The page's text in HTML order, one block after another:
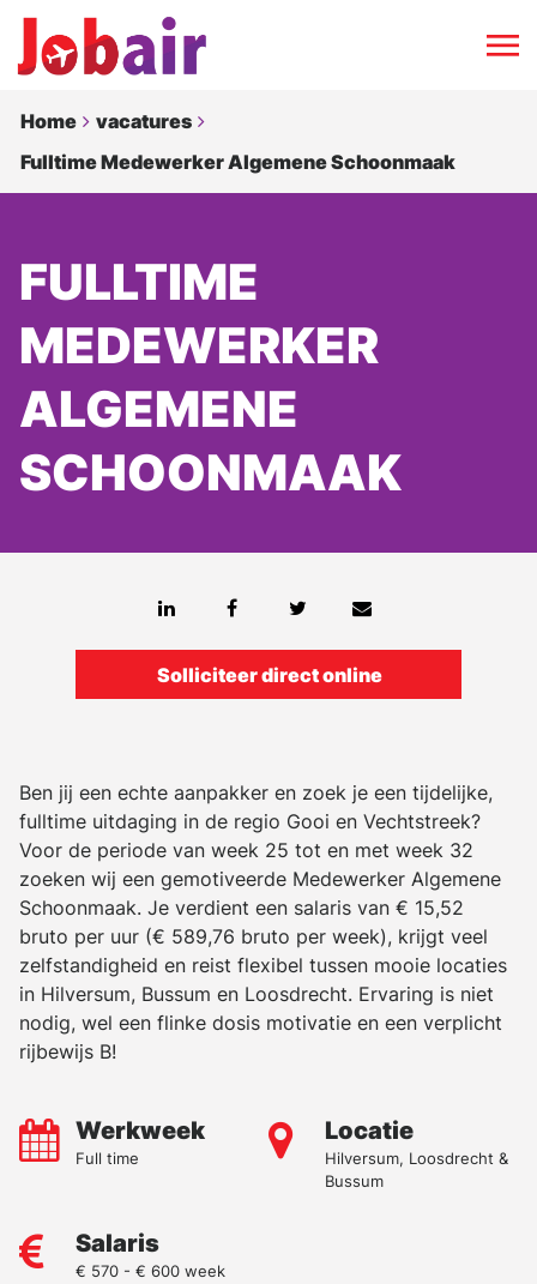
Home
vacatures
Fulltime Medewerker Algemene Schoonmaak
FULLTIME
MEDEWERKER
ALGEMENE
SCHOONMAAK
Solliciteer direct online
Ben jij een echte aanpakker en zoek je een tijdelijke,
fulltime uitdaging in de regio Gooi en Vechtstreek?
Voor de periode van week 25 tot en met week 32
zoeken wij een gemotiveerde Medewerker Algemene
Schoonmaak. Je verdient een salaris van € 15,52
bruto per uur (€ 589,76 bruto per week), krijgt veel
zelfstandigheid en reist flexibel tussen mooie locaties
in Hilversum, Bussum en Loosdrecht. Ervaring is niet
nodig, wel een flinke dosis motivatie en een verplicht
rijbewijs B!
Werkweek
Full time
Locatie
Hilversum, Loosdrecht &
Bussum
Salaris
€ 570 - € 600 week